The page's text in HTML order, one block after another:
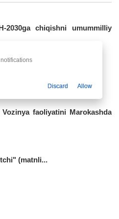
2030ga chiqishni umummilliy
faoliyatini Marokashda
(matnli...
Discard Allow